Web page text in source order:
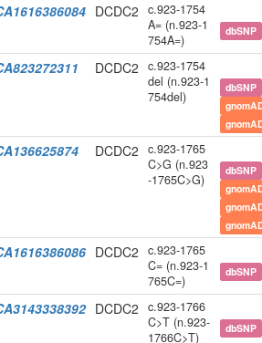
DCDC2
c.923-1754
A= (n.923-1
754A=)
dbSNP
DCDC2
c.923-1754
del (n.923-1
754del)
dbSNP
DCDC2
c.923-1765
C>G (n.923
-1765C>G)
dbSNP
DCDC2
c.923-1765
C= (n.923-1
765C=)
dbSNP
DCDC2
c.923-1766
C>T (n.923-
1766C>T)
dbSNP